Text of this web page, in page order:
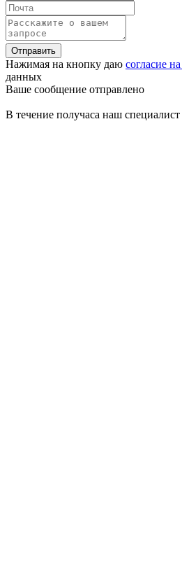
Отправить
Нажимая на кнопку даю согласие
данных
Ваше сообщение отправлено
В течение получаса наш специалист